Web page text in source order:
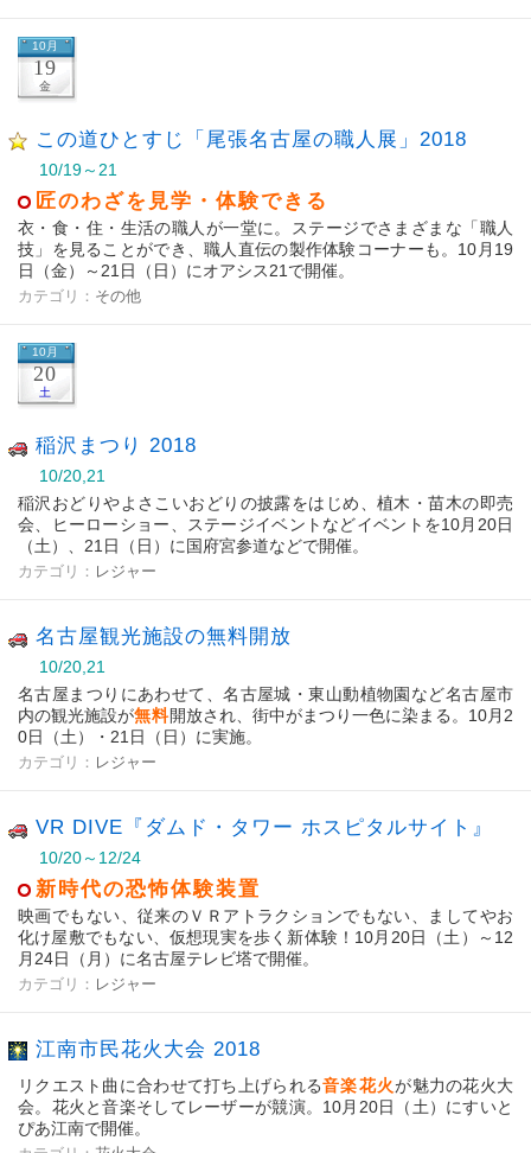
10月
19
金
この道ひとすじ「尾張名古屋の職人展」2018
10/19～21
匠のわざを見学・体験できる
衣・食・住・生活の職人が一堂に。ステージでさまざまな「職人
技」を見ることができ、職人直伝の製作体験コーナーも。10月19
日（金）～21日（日）にオアシス21で開催。
カテゴリ： その他
10月
20
土
稲沢まつり 2018
10/20,21
稲沢おどりやよさこいおどりの披露をはじめ、植木・苗木の即売
会、ヒーローショー、ステージイベントなどイベントを10月20日
（土）、21日（日）に国府宮参道などで開催。
カテゴリ： レジャー
名古屋観光施設の無料開放
10/20,21
名古屋まつりにあわせて、名古屋城・東山動植物園など名古屋市
内の観光施設が無料開放され、街中がまつり一色に染まる。10月2
0日（土）・21日（日）に実施。
カテゴリ： レジャー
VR DIVE『ダムド・タワー ホスピタルサイト』
10/20～12/24
新時代の恐怖体験装置
映画でもない、従来のＶＲアトラクションでもない、ましてやお
化け屋敷でもない、仮想現実を歩く新体験！10月20日（土）～12
月24日（月）に名古屋テレビ塔で開催。
カテゴリ： レジャー
江南市民花火大会 2018
リクエスト曲に合わせて打ち上げられる音楽花火が魅力の花火大
会。花火と音楽そしてレーザーが競演。10月20日（土）にすいと
ぴあ江南で開催。